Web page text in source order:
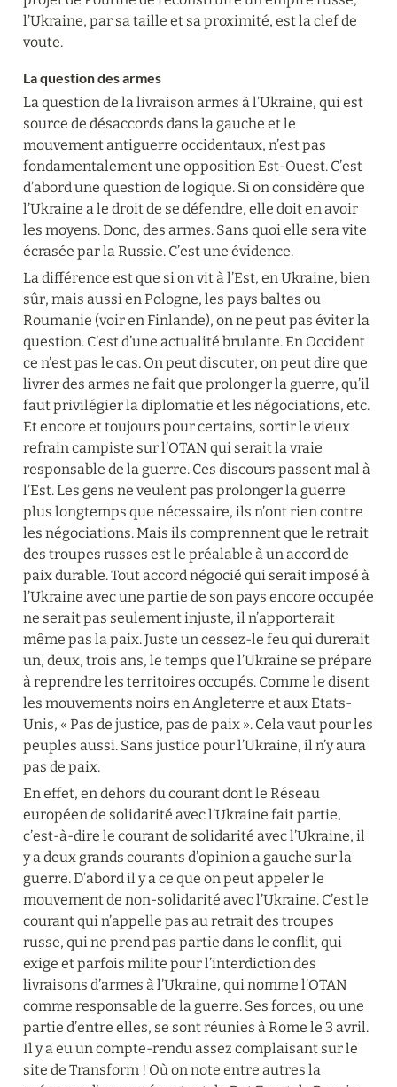
l’Ukraine, par sa taille et sa proximité, est la clef de
voute.
La question des armes
La question de la livraison armes à l’Ukraine, qui est
source de désaccords dans la gauche et le
mouvement antiguerre occidentaux, n’est pas
fondamentalement une opposition Est-Ouest. C’est
d’abord une question de logique. Si on considère que
l’Ukraine a le droit de se défendre, elle doit en avoir
les moyens. Donc, des armes. Sans quoi elle sera vite
écrasée par la Russie. C’est une évidence.
La différence est que si on vit à l’Est, en Ukraine, bien
sûr, mais aussi en Pologne, les pays baltes ou
Roumanie (voir en Finlande), on ne peut pas éviter la
question. C’est d’une actualité brulante. En Occident
ce n’est pas le cas. On peut discuter, on peut dire que
livrer des armes ne fait que prolonger la guerre, qu’il
faut privilégier la diplomatie et les négociations, etc.
Et encore et toujours pour certains, sortir le vieux
refrain campiste sur l’OTAN qui serait la vraie
responsable de la guerre. Ces discours passent mal à
l’Est. Les gens ne veulent pas prolonger la guerre
plus longtemps que nécessaire, ils n’ont rien contre
les négociations. Mais ils comprennent que le retrait
des troupes russes est le préalable à un accord de
paix durable. Tout accord négocié qui serait imposé à
l’Ukraine avec une partie de son pays encore occupée
ne serait pas seulement injuste, il n’apporterait
même pas la paix. Juste un cessez-le feu qui durerait
un, deux, trois ans, le temps que l’Ukraine se prépare
à reprendre les territoires occupés. Comme le disent
les mouvements noirs en Angleterre et aux Etats-
Unis, « Pas de justice, pas de paix ». Cela vaut pour les
peuples aussi. Sans justice pour l’Ukraine, il n’y aura
pas de paix.
En effet, en dehors du courant dont le Réseau
européen de solidarité avec l’Ukraine fait partie,
c’est-à-dire le courant de solidarité avec l’Ukraine, il
y a deux grands courants d’opinion a gauche sur la
guerre. D’abord il y a ce que on peut appeler le
mouvement de non-solidarité avec l’Ukraine. C’est le
courant qui n’appelle pas au retrait des troupes
russe, qui ne prend pas partie dans le conflit, qui
exige et parfois milite pour l’interdiction des
livraisons d’armes à l’Ukraine, qui nomme l’OTAN
comme responsable de la guerre. Ses forces, ou une
partie d’entre elles, se sont réunies à Rome le 3 avril.
Il y a eu un compte-rendu assez complaisant sur le
site de Transform ! Où on note entre autres la